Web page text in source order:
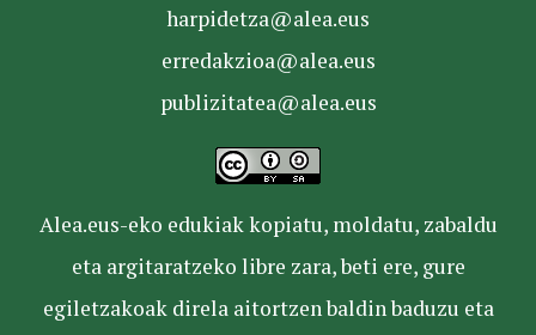
harpidetza@alea.eus
erredakzioa@alea.eus
publizitatea@alea.eus
Alea.eus-eko edukiak kopiatu, moldatu, zabaldu
eta argitaratzeko libre zara, beti ere, gure
egiletzakoak direla aitortzen baldin baduzu eta